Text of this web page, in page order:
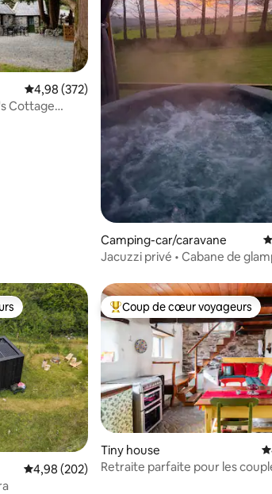
: 4,98 sur 5
Évaluation moyenne sur la base de 372
4,98 (372)
Cottage
Camping-car/caravane
Jacuzzi privé • Cabane de
: 4,99 sur 5
les plus appréciés
Évaluation moyenne sur la base de 202
4,98 (202)
Coups de cœur voyageurs les
Coup de cœur voyageurs
Tiny house
Retraite parfaite pour les